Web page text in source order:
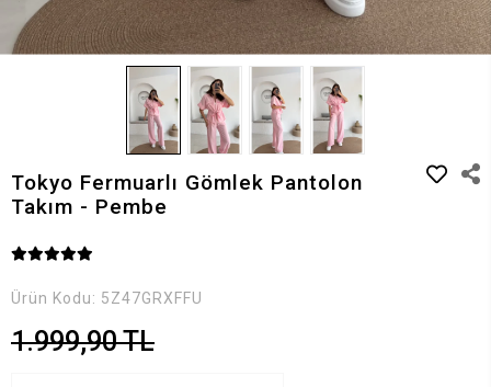
Tokyo Fermuarlı Gömlek Pantolon
Takım - Pembe
Ürün Kodu: 5Z47GRXFFU
1.999,90 TL